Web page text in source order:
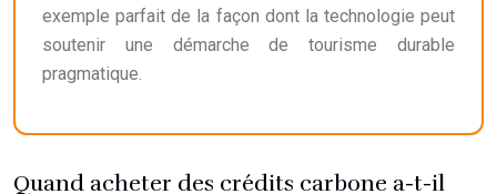
exemple parfait de la façon dont la technologie peut
soutenir une démarche de tourisme durable
pragmatique.
Quand acheter des crédits carbone a-t-il